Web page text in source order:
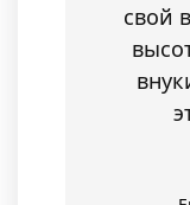
свой